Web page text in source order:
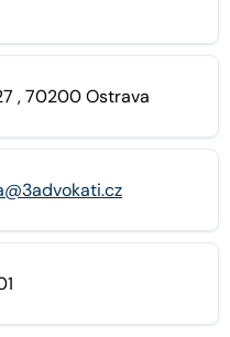
, 70200 Ostrava